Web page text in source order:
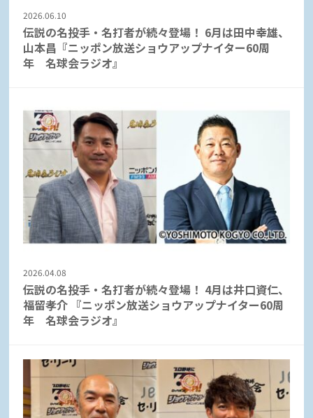
2026.06.10
伝説の名投手・名打者が続々登場！ 6月は田中幸雄、
山本昌『ニッポン放送ショウアップナイター60周
年 名球会ラジオ』
2026.04.08
伝説の名投手・名打者が続々登場！ 4月は井口資仁、
福留孝介 『ニッポン放送ショウアップナイター60周
年 名球会ラジオ』